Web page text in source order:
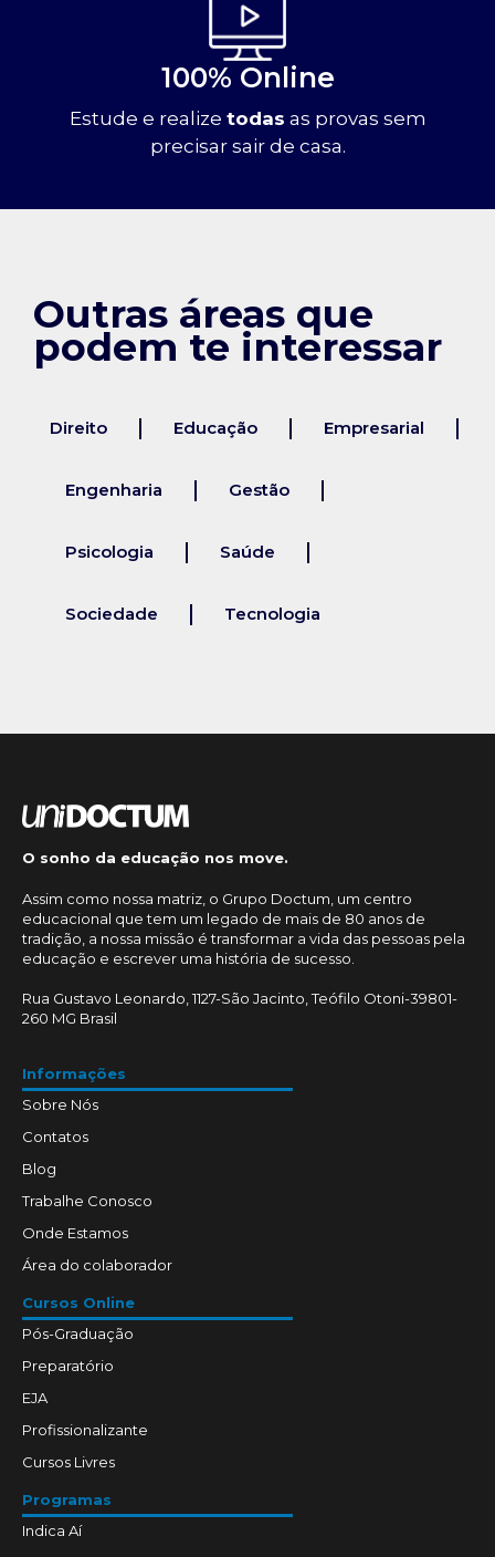
100% Online
Estude e realize todas as provas sem
precisar sair de casa.
Outras áreas que
podem te interessar
Direito Educação Empresarial
Engenharia Gestão
Psicologia Saúde
Sociedade Tecnologia
O sonho da educação nos move.
Assim como nossa matriz, o Grupo Doctum, um centro
educacional que tem um legado de mais de 80 anos de
tradição, a nossa missão é transformar a vida das pessoas pela
educação e escrever uma história de sucesso.
Rua Gustavo Leonardo, 1127-São Jacinto, Teófilo Otoni-39801-
260 MG Brasil
Informações
Sobre Nós
Contatos
Blog
Trabalhe Conosco
Onde Estamos
Área do colaborador
Cursos Online
Pós-Graduação
Preparatório
EJA
Profissionalizante
Cursos Livres
Programas
Indica Aí